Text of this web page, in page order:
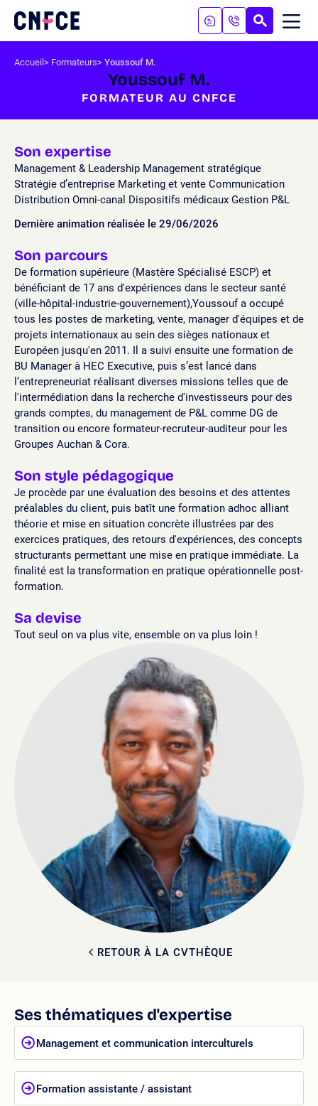
contenu
à
recherche
Logo
site
Accueil Formateurs Youssouf M.
Youssouf M.
FORMATEUR AU CNFCE
RETOUR À LA CVTHÈQUE
Son expertise
Management & Leadership Management stratégique
Stratégie d’entreprise Marketing et vente Communication
Distribution Omni-canal Dispositifs médicaux Gestion P&L
Dernière animation réalisée le 29/06/2026
Son parcours
De formation supérieure (Mastère Spécialisé ESCP) et
bénéficiant de 17 ans d'expériences dans le secteur santé
(ville-hôpital-industrie-gouvernement),Youssouf a occupé
tous les postes de marketing, vente, manager d'équipes et de
projets internationaux au sein des sièges nationaux et
Européen jusqu'en 2011. Il a suivi ensuite une formation de
BU Manager à HEC Executive, puis s’est lancé dans
l’entrepreneuriat réalisant diverses missions telles que de
l'intermédiation dans la recherche d'investisseurs pour des
grands comptes, du management de P&L comme DG de
transition ou encore formateur-recruteur-auditeur pour les
Groupes Auchan & Cora.
Son style pédagogique
Je procède par une évaluation des besoins et des attentes
préalables du client, puis batît une formation adhoc alliant
théorie et mise en situation concrète illustrées par des
exercices pratiques, des retours d'expériences, des concepts
structurants permettant une mise en pratique immédiate. La
finalité est la transformation en pratique opérationnelle post-
formation.
Sa devise
Tout seul on va plus vite, ensemble on va plus loin !
Ses thématiques d'expertise
Management et communication interculturels
Formation assistante / assistant